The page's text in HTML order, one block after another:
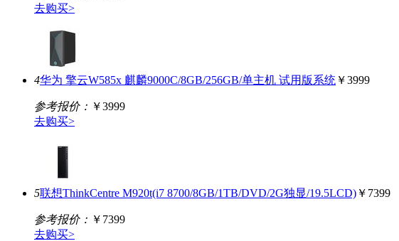
去购买>
4华为 擎云W585x 麒麟9000C/8GB/256GB/单主机 试用版系统 ￥3999
参考报价： ￥3999
去购买>
5联想ThinkCentre M920t(i7 8700/8GB/1TB/DVD/2G独显/19.5LCD) ￥7399
参考报价： ￥7399
去购买>